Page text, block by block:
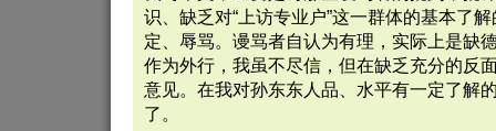
识、缺乏对“上访专业户”这一群体的基本了
定、辱骂。谩骂者自认为有理，实际上是缺
作为外行，我虽不尽信，但在缺乏充分的反
意见。在我对孙东东人品、水平有一定了解
了。